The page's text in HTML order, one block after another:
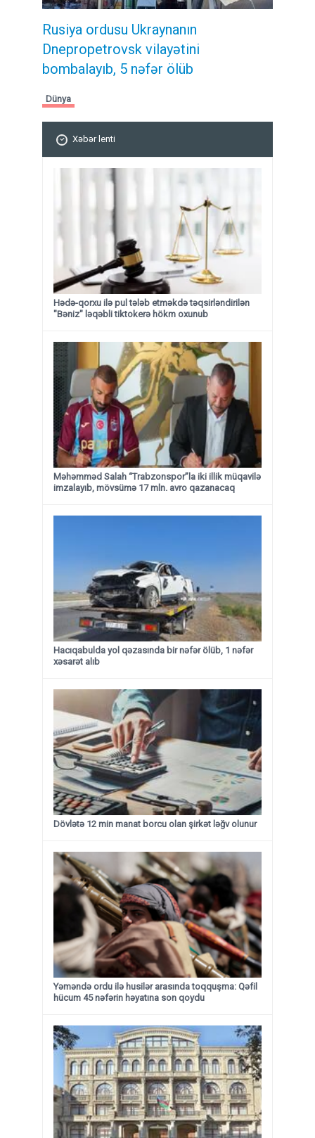
Rusiya ordusu Ukraynanın
Dnepropetrovsk vilayətini
bombalayıb, 5 nəfər ölüb
Dünya
Xəbər lenti
Hədə-qorxu ilə pul tələb etməkdə təqsirləndirilən
"Bəniz" ləqəbli tiktokerə hökm oxunub
Məhəmməd Salah “Trabzonspor”la iki illik müqavilə
imzalayıb, mövsümə 17 mln. avro qazanacaq
Hacıqabulda yol qəzasında bir nəfər ölüb, 1 nəfər
xəsarət alıb
Dövlətə 12 min manat borcu olan şirkət ləğv olunur
Yəməndə ordu ilə husilər arasında toqquşma: Qəfil
hücum 45 nəfərin həyatına son qoydu